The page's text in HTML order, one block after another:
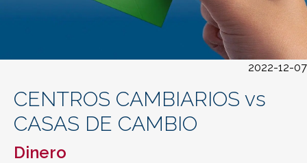
2022-12-07
CENTROS CAMBIARIOS vs
CASAS DE CAMBIO
Dinero